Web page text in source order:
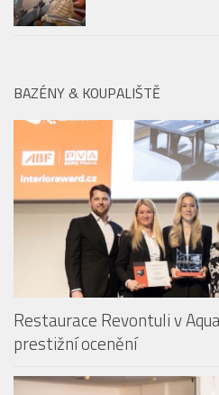
BAZÉNY & KOUPALIŠTĚ
Restaurace Revontuli v
prestižní ocenění